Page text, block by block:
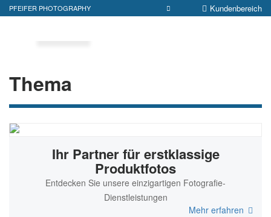
PFEIFER PHOTOGRAPHY Kundenbereich
Thema
Ihr Partner für erstklassige
Produktfotos
Entdecken Sie unsere einzigartigen Fotografie-
Dienstleistungen
Mehr erfahren